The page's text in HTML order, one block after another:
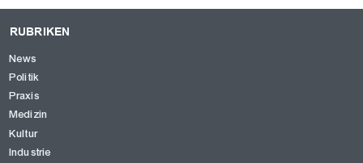
RUBRIKEN
News
Politik
Praxis
Medizin
Kultur
Industrie